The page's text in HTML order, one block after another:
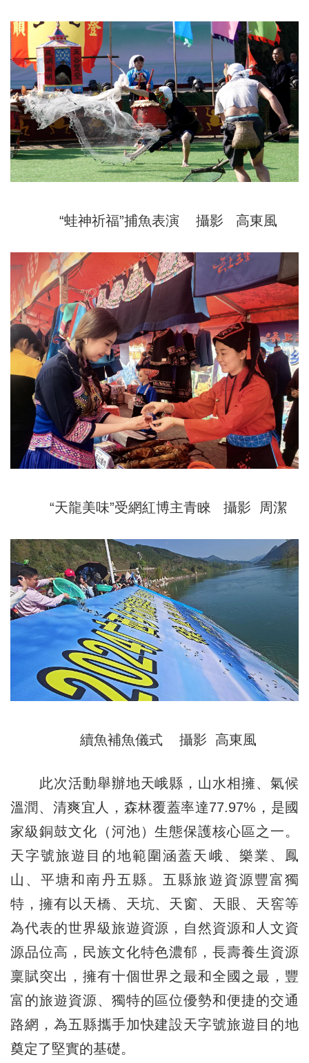
“蛙神祈福”捕魚表演 攝影 高東風
“天龍美味”受網紅博主青睞 攝影 周潔
續魚補魚儀式 攝影 高東風
此次活動舉辦地天峨縣，山水相擁、氣候
溫潤、清爽宜人，森林覆蓋率達77.97%，是國
家級銅鼓文化（河池）生態保護核心區之一。
天字號旅遊目的地範圍涵蓋天峨、樂業、鳳
山、平塘和南丹五縣。五縣旅遊資源豐富獨
特，擁有以天橋、天坑、天窗、天眼、天窖等
為代表的世界級旅遊資源，自然資源和人文資
源品位高，民族文化特色濃郁，長壽養生資源
稟賦突出，擁有十個世界之最和全國之最，豐
富的旅遊資源、獨特的區位優勢和便捷的交通
路網，為五縣攜手加快建設天字號旅遊目的地
奠定了堅實的基礎。